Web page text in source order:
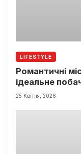
LIFESTYLE
Романтичні
ідеальне
25 Квітня, 2026